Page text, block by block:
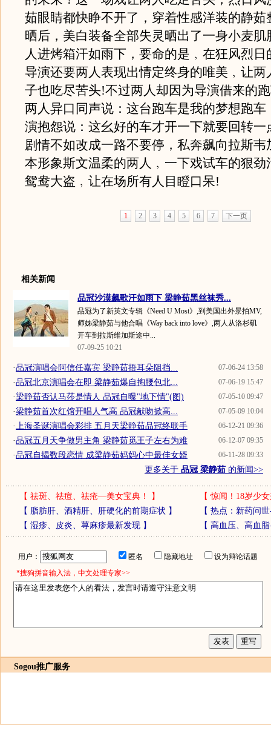
茹眼睛都快睁不开了，穿着性感洋装的静茹
晒后，美白装备全部失灵晒出了一身小麦肌
人进烤箱汗如雨下，要命的是﹐在狂风烈日
导演还要两人表现出情定终身的唯美﹐让两
子也吃尽苦头!不过两人却因为导演借来的
两人异口同声说：这台跑车是我的梦想跑车
演抱怨说：这幺好的车才开一下就要回转一
剧情不如改成一路不要停，私奔飙向拉斯韦
本形象斯文温柔的两人﹐一下戏试车的狠劲
鸳鸯大盗﹐让在场所有人目瞪口呆!
1 2 3 4 5 6 7 下一页
相关新闻
品冠沙漠飙歌汗如雨下 梁静茹黑丝袜秀...
品冠为了新英文专辑《Need U Most》,到美国出外景拍MV,
师姊梁静茹与他合唱《Way back into love》,两人从洛杉矶
开车到拉斯维加斯途中...
07-09-25 10:21
07-06-24 13:58
·品冠演唱会阿信任嘉宾 梁静茹捂耳朵阻挡...
07-06-19 15:47
·品冠北京演唱会在即 梁静茹爆自掏腰包北...
07-05-10 09:47
·梁静茹否认马莎是情人 品冠自曝"地下情"(图)
07-05-09 10:04
·梁静茹首次红馆开唱人气高 品冠献吻掀高...
06-12-21 09:36
· 上海圣诞演唱会彩排 五月天梁静茹品冠终联手
06-12-07 09:35
·品冠五月天争做男主角 梁静茹觅王子左右为难
06-11-28 09:33
·品冠自揭数段恋情 成梁静茹妈妈心中最佳女婿
更多关于 品冠 梁静茹 的新闻>>
【 祛斑、祛痘、祛疮—美女宝典！ 】 【惊闻！18岁少
【 脂肪肝、酒精肝、肝硬化的前期症状 】 【 热点：新药问
【 湿疹、皮炎、荨麻疹最新发现】 【 高血压、高血
用户： 匿名 隐藏地址
设为辩论话题
*搜狗拼音输入法，中文处理专家>>
Sogou推广服务